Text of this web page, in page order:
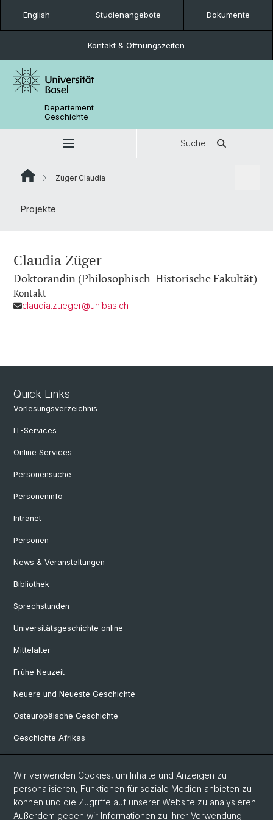
English Studienangebote Dokumente
Kontakt & Öffnungszeiten
Departement
Geschichte
Suche
Züger Claudia
Projekte
Claudia Züger
Doktorandin (Philosophisch-Historische Fakultät)
Kontakt
claudia.zueger@unibas.ch
Quick Links
Vorlesungsverzeichnis
IT-Services
Online Services
Personensuche
Personeninfo
Intranet
Personen
News & Veranstaltungen
Bibliothek
Sprechstunden
Universitätsgeschichte online
Mittelalter
Frühe Neuzeit
Neuere und Neueste Geschichte
Osteuropäische Geschichte
Geschichte Afrikas
Social Media
Linkedin
Wir verwenden Cookies, um Inhalte und Anzeigen zu
personalisieren, Funktionen für soziale Medien anbieten zu
können und die Zugriffe auf unserer Website zu analysieren.
Außerdem geben wir Informationen zu Ihrer Verwendung